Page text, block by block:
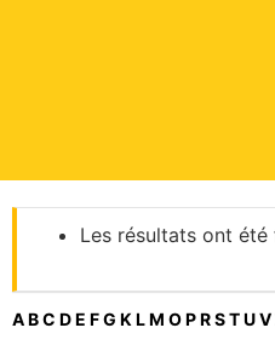
Les résultats ont
ABC DE FG K LM OPRSTUV